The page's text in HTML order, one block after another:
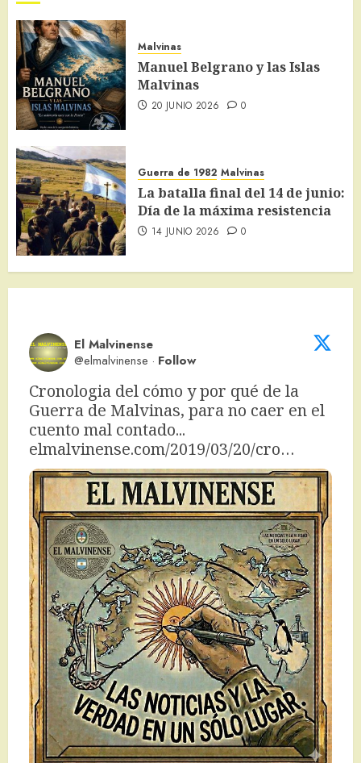
Malvinas
Manuel Belgrano y las Islas
Malvinas
20 JUNIO 2026 0
Guerra de 1982 Malvinas
La batalla final del 14 de junio:
Día de la máxima resistencia
14 JUNIO 2026 0
El Malvinense
@elmalvinense · Follow
Cronologia del cómo y por qué de la
Guerra de Malvinas, para no caer en el
elmalvinense.com/2019/03/20/cro…